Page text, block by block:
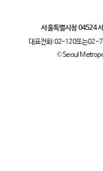
서울특별시청 04524
대표전화:02-120또는02-
© Seoul